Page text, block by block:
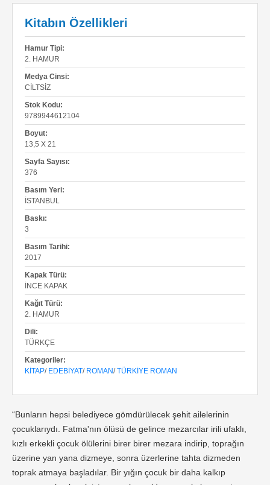
Kitabın Özellikleri
Hamur Tipi:
2. HAMUR
Medya Cinsi:
CILTSIZ
Stok Kodu:
9789944612104
Boyut:
13,5 X 21
Sayfa Sayısı:
376
Basım Yeri:
İSTANBUL
Baskı:
3
Basım Tarihi:
2017
Kapak Türü:
İNCE KAPAK
Kağıt Türü:
2. HAMUR
Dili:
TÜRKÇE
Kategoriler:
KITAP/ EDEBIYAT/ ROMAN/TÜRKIYE ROMAN
“Bunların hepsi belediyece gömdürülecek şehit ailelerinin
çocuklarıydı. Fatma'nın ölüsü de gelince mezar­cılar irili ufaklı,
kızlı erkekli çocuk ölülerini birer birer mezara indirip, toprağın
üzerine yan yana dizmeye, sonra üzerlerine tah­ta dizmeden
toprak atmaya başladılar. Bir yığın çocuk bir daha kalkıp